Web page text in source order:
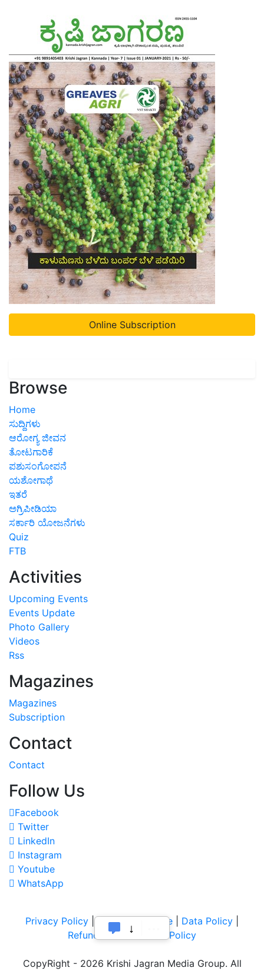
Online Subscription
Browse
Home
ಸುದ್ದಿಗಳು
ಆರೋಗ್ಯ ಜೀವನ
ತೋಟಗಾರಿಕೆ
ಪಶುಸಂಗೋಪನೆ
ಯಶೋಗಾಥೆ
ಇತರೆ
ಅಗ್ರಿಪೀಡಿಯಾ
ಸರ್ಕಾರಿ ಯೋಜನೆಗಳು
Quiz
FTB
Activities
Upcoming Events
Events Update
Photo Gallery
Videos
Rss
Magazines
Magazines
Subscription
Contact
Contact
Follow Us
Facebook
Twitter
LinkedIn
Instagram
Youtube
WhatsApp
Privacy Policy |Terms of Service Data Policy
Refund & Cancellation Policy
CopyRight - 2026 Krishi Jagran Media Group. All